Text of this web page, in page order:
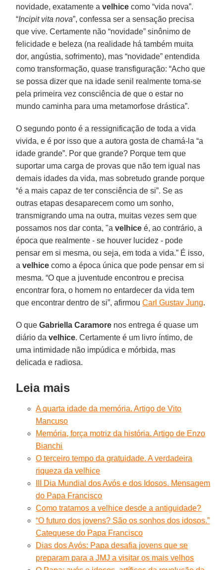
novidade, exatamente avelhice como “vida nova”.
“Incipit vita nova”, confessa ser a sensação precisa
que vive. Certamente não “novidade” sinônimo de
felicidade e beleza (na realidade há também muita
dor, angústia, sofrimento), mas “novidade” entendida
como transformação, quase transfiguração: “Acho que
se possa dizer que na idade senil realmente toma-se
pela primeira vez consciência de que o estar no
mundo caminha para uma metamorfose drástica”.
O segundo ponto é a ressignificação de toda a vida
vivida, e é por isso que a autora gosta de chamá-la “a
idade grande”. Por que grande? Porque tem que
suportar uma carga de provas que não tem igual nas
demais idades da vida, mas sobretudo grande porque
“é a mais capaz de ter consciência de si”. Se as
outras etapas desaparecem como um sonho,
transmigrando uma na outra, muitas vezes sem que
possamos nos dar conta, "avelhice é, ao contrário, a
época que realmente - se houver lucidez - pode
pensar em si mesma, ou seja, em toda a vida.” É isso,
avelhice como a época única que pode pensar em si
mesma. “O que a juventude encontrou e precisa
encontrar fora, o homem no entardecer da vida tem
que encontrar dentro de si”, afirmouCarl Gustav Jung.
O queGabriella Caramore nos entrega é quase um
diário davelhice. Certamente é um livro íntimo, de
uma intimidade não impúdica e mórbida, mas
delicada e radiosa.
Leia mais
A quarta idade da memória. Artigo de Vito
Mancuso
Memória, força motriz da história. Artigo de Enzo
Bianchi
O terceiro tempo da gratuidade. A verdadeira
riqueza da velhice
III Dia Mundial dos Avós e dos Idosos. Mensagem
do Papa Francisco
Como tratamos a velhice desde a antiguidade?
“O futuro dos jovens? São os sonhos dos idosos.”
Catequese do Papa Francisco
Dias dos Avós: Papa desafia jovens que se
preparam para a JMJ a visitar os mais velhos